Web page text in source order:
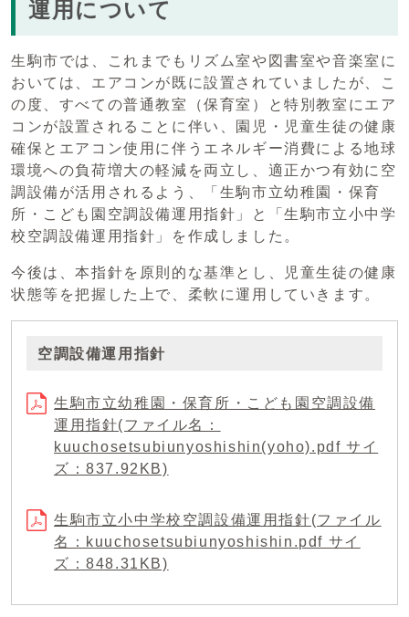
運用について
生駒市では、これまでもリズム室や図書室や音楽室に
おいては、エアコンが既に設置されていましたが、こ
の度、すべての普通教室（保育室）と特別教室にエア
コンが設置されることに伴い、園児・児童生徒の健康
確保とエアコン使用に伴うエネルギー消費による地球
環境への負荷増大の軽減を両立し、適正かつ有効に空
調設備が活用されるよう、「生駒市立幼稚園・保育
所・こども園空調設備運用指針」と「生駒市立小中学
校空調設備運用指針」を作成しました。
今後は、本指針を原則的な基準とし、児童生徒の健康
状態等を把握した上で、柔軟に運用していきます。
空調設備運用指針
生駒市立幼稚園・保育所・こども園空調設備
運用指針(ファイル名：
kuuchosetsubiunyoshishin(yoho).pdf サイ
ズ：837.92KB)
生駒市立小中学校空調設備運用指針(ファイル
名：kuuchosetsubiunyoshishin.pdf サイ
ズ：848.31KB)